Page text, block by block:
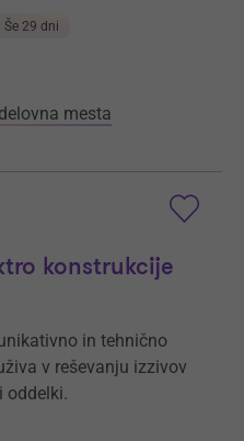
Še 29 dni
mesta
konstrukcije
in tehnično
v reševanju izzivov
oddelki.